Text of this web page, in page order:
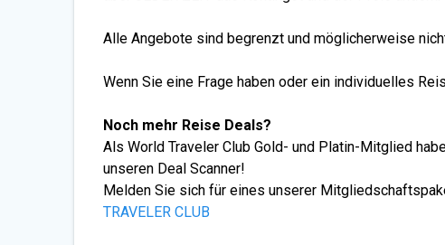
Alle Angebote sind begrenzt und möglicherweise
Wenn Sie eine Frage haben oder ein individuelles
Noch mehr Reise Deals?
Als World Traveler Club Gold- und Platin-Mitglied
unseren Deal Scanner!
Melden Sie sich für eines unserer
TRAVELER CLUB